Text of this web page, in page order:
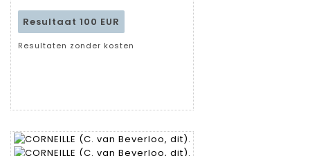
Resultaat 100 EUR
Resultaten zonder kosten